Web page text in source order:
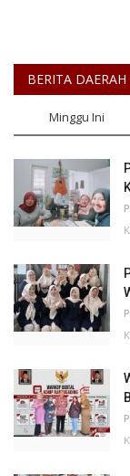
BERITA DAERAH
Minggu Ini